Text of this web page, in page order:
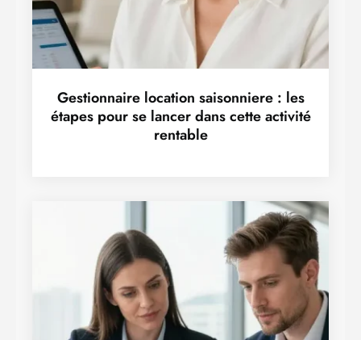
Gestionnaire location saisonniere : les
étapes pour se lancer dans cette activité
rentable